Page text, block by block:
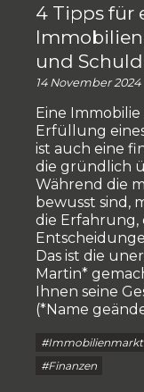
4 Tipps für
und
14 November 2024
Eine
Erfüllung
ist auch eine
die gründlich
Während die
bewusst sind,
die Erfahrung,
Das ist die
Martin*
Ihnen seine
(*Name
#Immobilienmarkt
#Finanzen